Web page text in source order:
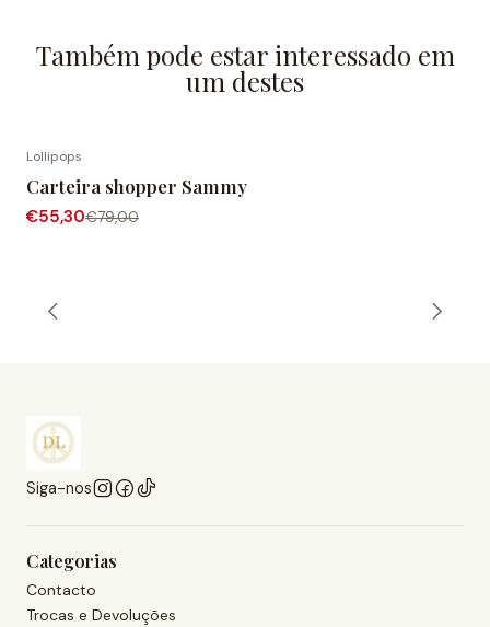
Também pode estar interessado em
um destes
Lollipops
Carteira shopper Sammy
€55,30€79,00
Siga-nos
Categorias
Contacto
Trocas e Devoluções